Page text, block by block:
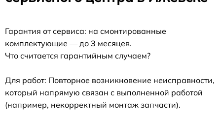
Гарантия от сервиса: на смонтированные
комплектующие — до 3 месяцев.
Что считается гарантийным случаем?
Для работ: Повторное возникновение неисправности,
который напрямую связан с выполненной работой
(например, некорректный монтаж запчасти).